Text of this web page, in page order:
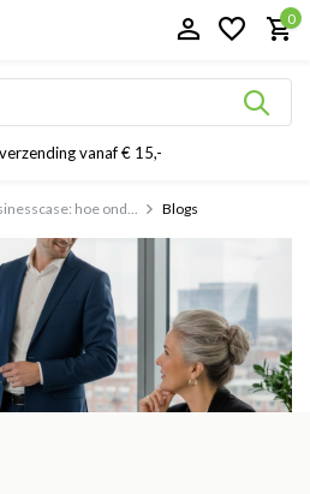
0
vanaf € 15,-
hoe ond... Blogs